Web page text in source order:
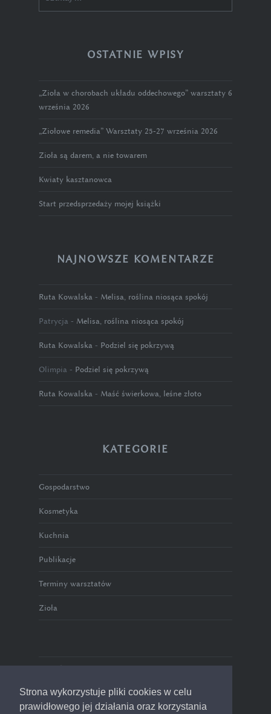
Strona wykorzystuje pliki cookies w celu
prawidłowego jej działania oraz korzystania
OSTATNIE WPISY
„Zioła w chorobach układu oddechowego” warsztaty 6
września 2026
„Ziołowe remedia” Warsztaty 25-27 września 2026
Zioła są darem, a nie towarem
Kwiaty kasztanowca
Start przedsprzedaży mojej książki
NAJNOWSZE KOMENTARZE
Ruta Kowalska- Melisa, roślina niosąca spokój
Patrycja - Melisa, roślina niosąca spokój
Ruta Kowalska- Podziel się pokrzywą
Olimpia - Podziel się pokrzywą
Ruta Kowalska- Maść świerkowa, leśne złoto
KATEGORIE
Gospodarstwo
Kosmetyka
Kuchnia
Publikacje
Terminy warsztatów
Zioła
Polityka prywatności